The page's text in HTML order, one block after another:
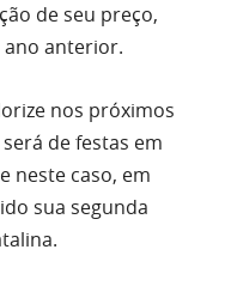
de seu preço,
anterior.
nos próximos
de festas em
neste caso, em
sua segunda